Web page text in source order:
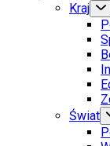
Kraj
Świat